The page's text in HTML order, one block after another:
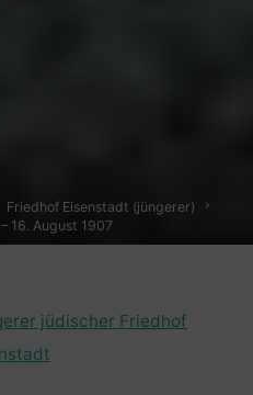
Friedhof Eisenstadt (jüngerer)
16. August 1907
jüdischer Friedhof